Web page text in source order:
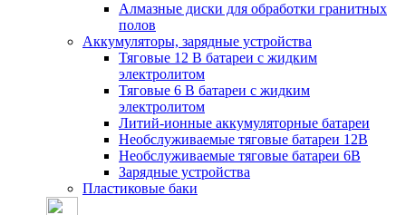
Алмазные диски для обработки гранитных
полов
Аккумуляторы, зарядные устройства
Тяговые 12 В батареи с жидким
электролитом
Тяговые 6 В батареи с жидким
электролитом
Литий-ионные аккумуляторные батареи
Необслуживаемые тяговые батареи 12В
Необслуживаемые тяговые батареи 6В
Зарядные устройства
Пластиковые баки